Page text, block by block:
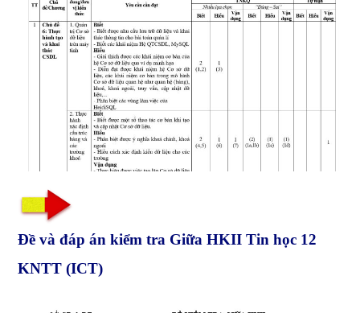
Đề và đáp án kiểm tra Giữa HKII Tin học 12
KNTT (ICT)